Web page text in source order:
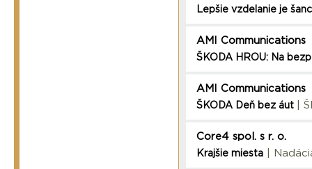
Lepšie vzdelanie je
AMI Communications
ŠKODA HROU: Na
AMI Communications
ŠKODA Deň bez áut |
Core4 spol. s r. o.
Krajšie miesta |